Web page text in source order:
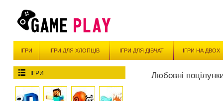
ІГРИ ІГРИ ДЛЯ ХЛОПЦІВ ІГРИ ДЛЯ ДІВЧАТ ІГРИ НА ДВОХ
ІГРИ Любовні